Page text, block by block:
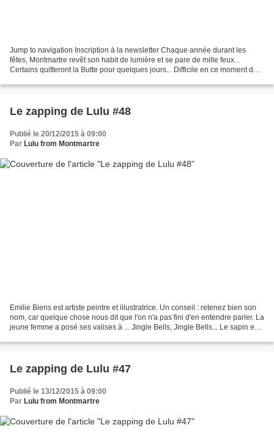
Jump to navigation Inscription à la newsletter Chaque année durant les
fêtes, Montmartre revêt son habit de lumière et se pare de mille feux...
Certains quitteront la Butte pour quelques jours... Difficile en ce moment de
Le zapping de Lulu #48
Publié le 20/12/2015 à 09:00
Par Lulu from Montmartre
Emilie Biens est artiste peintre et illustratrice. Un conseil : retenez bien son
nom, car quelque chose nous dit que l'on n'a pas fini d'en entendre parler. La
jeune femme a posé ses valises à ... Jingle Bells, Jingle Bells... Le sapin est
Le zapping de Lulu #47
Publié le 13/12/2015 à 09:00
Par Lulu from Montmartre